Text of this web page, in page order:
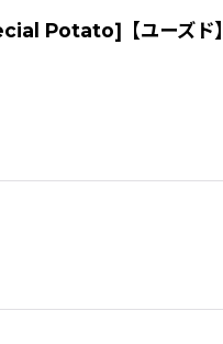
Potato]【ユーズド】